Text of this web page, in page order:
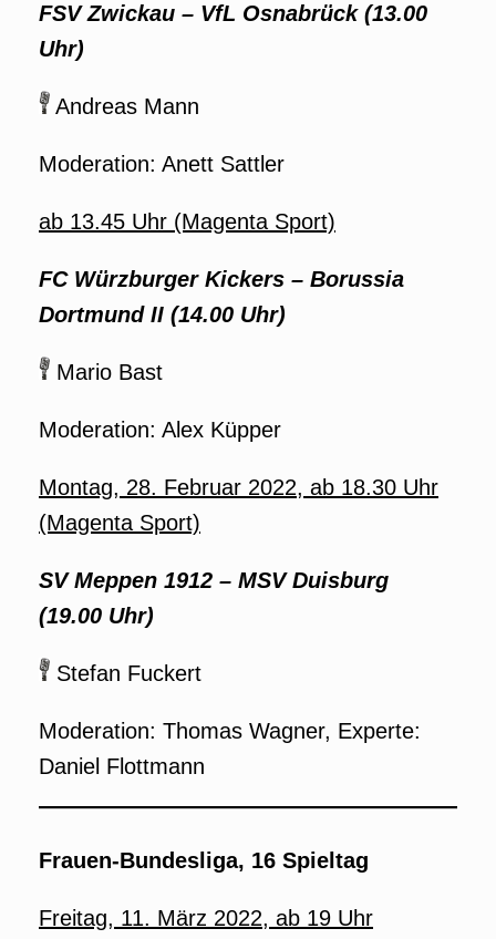
FSV Zwickau – VfL Osnabrück (13.00
Uhr)
Andreas Mann
Moderation: Anett Sattler
ab 13.45 Uhr (Magenta Sport)
FC Würzburger Kickers – Borussia
Dortmund II (14.00 Uhr)
Mario Bast
Moderation: Alex Küpper
Montag, 28. Februar 2022, ab 18.30 Uhr
(Magenta Sport)
SV Meppen 1912 – MSV Duisburg
(19.00 Uhr)
Stefan Fuckert
Moderation: Thomas Wagner, Experte:
Daniel Flottmann
Frauen-Bundesliga, 16 Spieltag
Freitag, 11. März 2022, ab 19 Uhr